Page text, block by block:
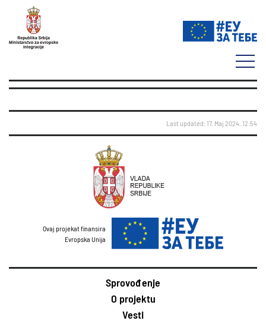
Last updated: 17. Maj 2024. 12:54
Ovaj projekat finansira
Evropska Unija
Sprovođenje
O projektu
Vesti